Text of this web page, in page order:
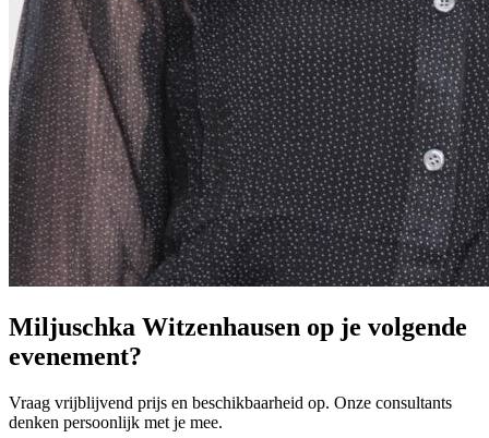
Miljuschka Witzenhausen op je volgende
evenement?
Vraag vrijblijvend prijs en beschikbaarheid op. Onze consultants
denken persoonlijk met je mee.